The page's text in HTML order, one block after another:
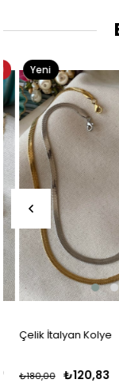
Çelik İtalyan Kolye
₺120,83
₺180,00
Yeni
Ürün